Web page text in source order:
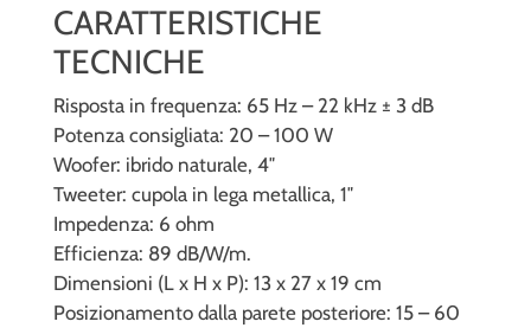
CARATTERISTICHE
TECNICHE
Risposta in frequenza: 65 Hz – 22 kHz ± 3 dB
Potenza consigliata: 20 – 100 W
Woofer: ibrido naturale, 4″
Tweeter: cupola in lega metallica, 1″
Impedenza: 6 ohm
Efficienza: 89 dB/W/m.
Dimensioni (L x H x P): 13 x 27 x 19 cm
Posizionamento dalla parete posteriore: 15 – 60